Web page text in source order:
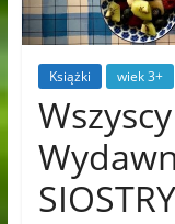
Książki wiek 3+
SIOSTRY